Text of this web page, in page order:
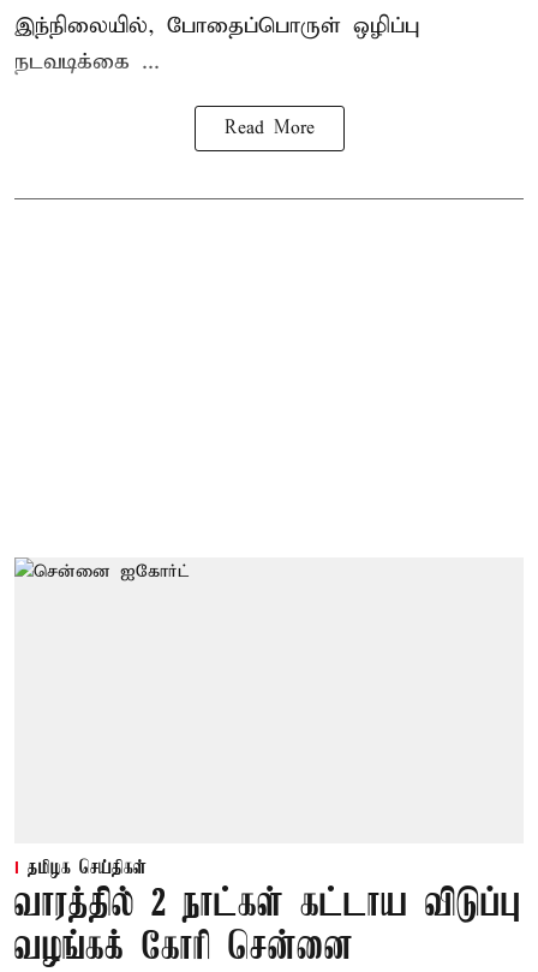
இந்நிலையில், போதைப்பொருள் ஒழிப்பு
நடவடிக்கை ...
Read More
தமிழக செய்திகள்
வாரத்தில் 2 நாட்கள் கட்டாய விடுப்பு
வழங்கக் கோரி சென்னை